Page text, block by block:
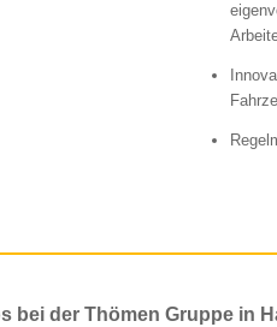
bei der Thömen Gruppe in